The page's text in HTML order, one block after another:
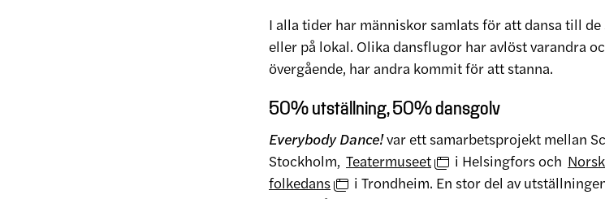
I alla tider har människor samlats för att dansa till
eller på lokal. Olika dansflugor har avlöst varandra
övergående, har andra kommit för att stanna.
50% utställning, 50% dansgolv
Everybody Dance!var ett samarbetsprojekt mellan
Stockholm, Teatermuseet i Helsingfors och
folkedans
i Trondheim. En stor del av